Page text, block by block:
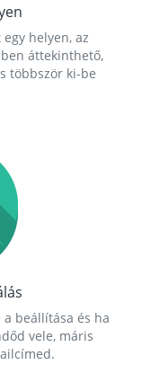
helyen, az
áttekinthető,
többször ki-be
beállítása és ha
vele, máris